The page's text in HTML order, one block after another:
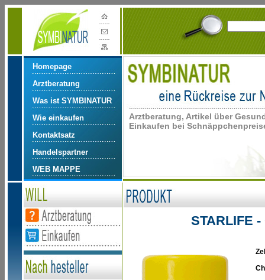
Homepage
Arztberatung
Was ist SYMBINATUR
Wie einkaufen
Kontaktsatz
Handelspartner
WEB MAPPE
Arztberatung, Artikel über
Einkaufen bei
STARLIFE